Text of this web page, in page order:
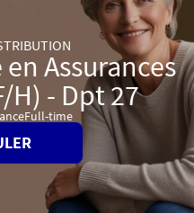
MON PROFIL
Assurances
H) - Dpt 27
Full-time